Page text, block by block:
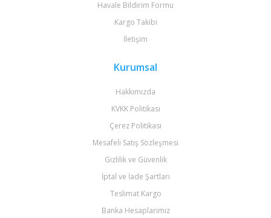
Havale Bildirim Formu
Kargo Takibi
İletişim
Kurumsal
Hakkımızda
KVKK Politikası
Çerez Politikası
Mesafeli Satış Sözleşmesi
Gizlilik ve Güvenlik
İptal ve İade Şartları
Teslimat Kargo
Banka Hesaplarımız